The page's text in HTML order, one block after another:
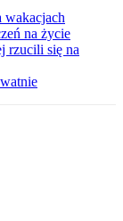
wakacjach
na życie
rzucili się na